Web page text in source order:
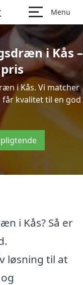
Menu
i Kås –
i Kås. Vi matcher
kvalitet til en god
i Kås? Så er
løsning til at